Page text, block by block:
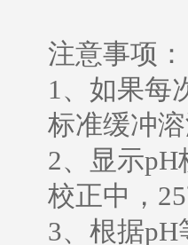
注意事项：
1、如果每
标准缓冲
2、显示
校正中，
3、根据